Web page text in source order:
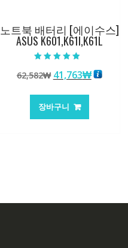
노트북 배터리 [에이수스]
ASUS K601,K61I,K61L
4.50
로 평가됨
62,582₩ 원
가
격:
41,763₩현
장바구니